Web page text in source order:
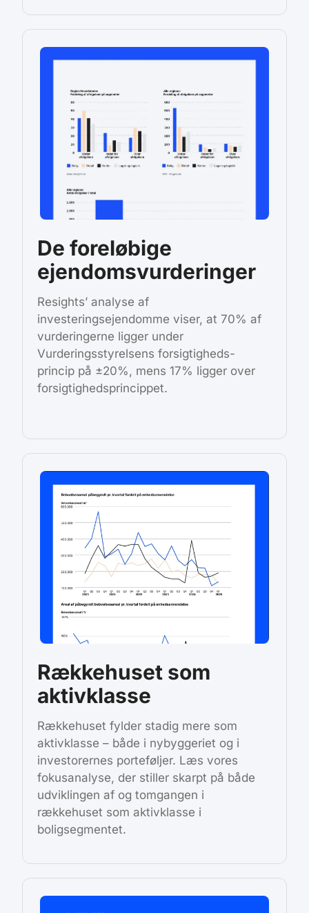
De foreløbige
ejendomsvurderinger
Resights’ analyse af
investeringsejendomme viser, at 70% af
vurderingerne ligger under
Vurderingsstyrelsens forsigtigheds-
princip på ±20%, mens 17% ligger over
forsigtighedsprincippet.
Rækkehuset som
aktivklasse
Rækkehuset fylder stadig mere som
aktivklasse – både i nybyggeriet og i
investorernes porteføljer. Læs vores
fokusanalyse, der stiller skarpt på både
udviklingen af og tomgangen i
rækkehuset som aktivklasse i
boligsegmentet.